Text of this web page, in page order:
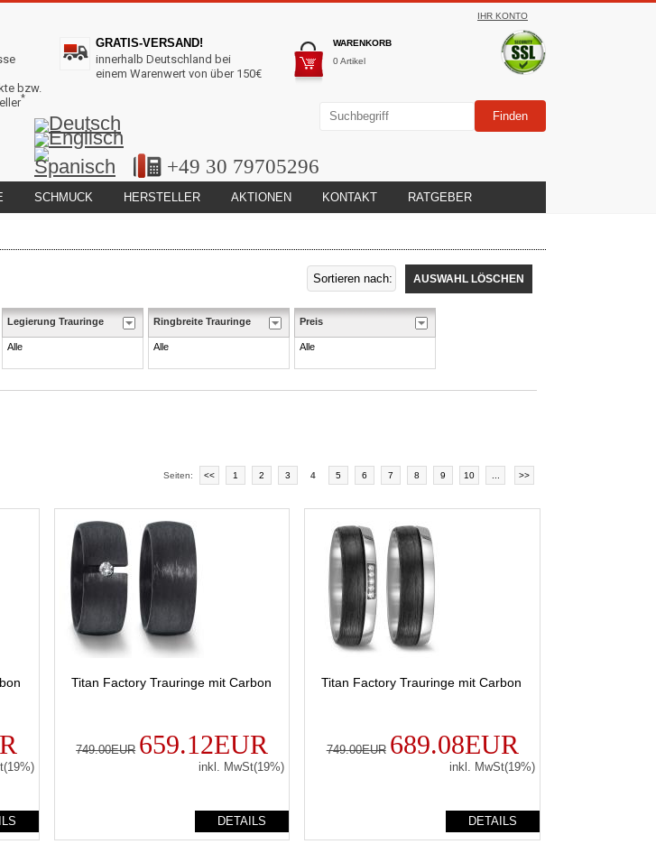
IHR KONTO
WARENKORB
0 Artikel
bzw.
*
GRATIS-VERSAND!
innerhalb Deutschland bei
einem Warenwert von über 150€
+49 30 79705296
SCHMUCK HERSTELLER AKTIONEN KONTAKT RATGEBER
AUSWAHL LÖSCHEN
Legierung Trauringe
Alle
Ringbreite Trauringe
Alle
Preis
Alle
Seiten: << 1 2 3 4 5 6 7 8 9 10 >>
Titan Factory Trauringe mit Carbon
749.00EUR 659.12EUR
inkl. MwSt(19%)
DETAILS
Titan Factory Trauringe mit Carbon
749.00EUR 689.08EUR
inkl. MwSt(19%)
DETAILS